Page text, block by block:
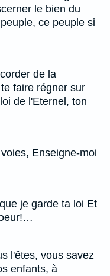
le bien du
ce peuple si
de la
faire régner sur
de l'Eternel, ton
Enseigne-moi
je garde ta loi Et
l'êtes, vous savez
enfants, à